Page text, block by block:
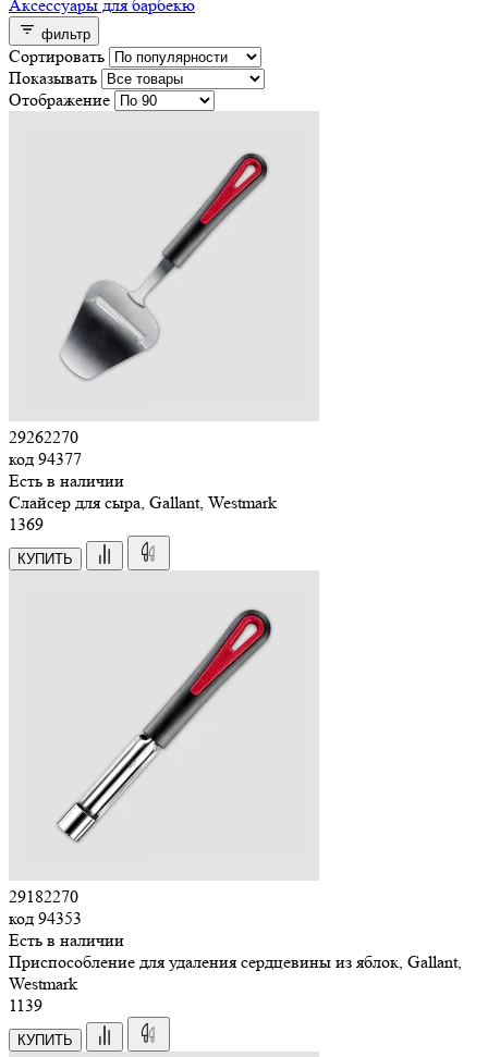
Аксессуары для барбекю
фильтр
Сортировать
Показывать
Отображение
29262270
код 94377
Есть в наличии
Слайсер для сыра, Gallant, Westmark
1 369
КУПИТЬ
29182270
код 94353
Есть в наличии
Приспособление для удаления сердцевины из яблок, Gallant,
Westmark
1 139
КУПИТЬ